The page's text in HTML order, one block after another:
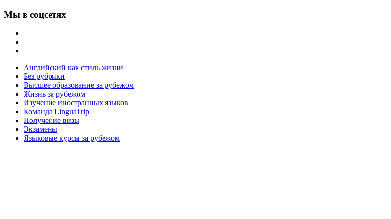
Мы в соцсетях
Английский как стиль жизни
Без рубрики
Высшее образование за рубежом
Жизнь за рубежом
Изучение иностранных языков
Команда LinguaTrip
Получение визы
Экзамены
Языковые курсы за рубежом